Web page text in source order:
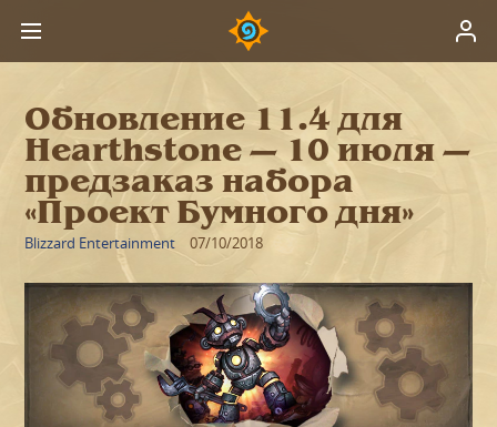
Обновление 11.4 для
Hearthstone — 10 июля —
предзаказ набора
«Проект Бумного дня»
Blizzard Entertainment 07/10/2018